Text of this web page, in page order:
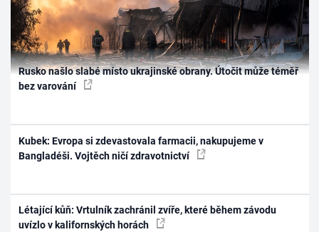
Rusko našlo slabé místo ukrajinské obrany. Útočit může téměř
bez varování
Kubek: Evropa si zdevastovala farmacii, nakupujeme v
Bangladéši. Vojtěch ničí zdravotnictví
Létající kůň: Vrtulník zachránil zvíře, které během závodu
uvízlo v kalifornských horách